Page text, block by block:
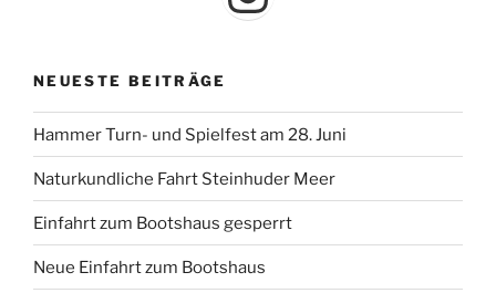
NEUESTE BEITRÄGE
Hammer Turn- und Spielfest am 28. Juni
Naturkundliche Fahrt Steinhuder Meer
Einfahrt zum Bootshaus gesperrt
Neue Einfahrt zum Bootshaus